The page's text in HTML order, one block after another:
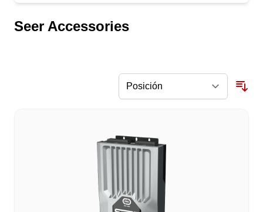
Seer Accessories